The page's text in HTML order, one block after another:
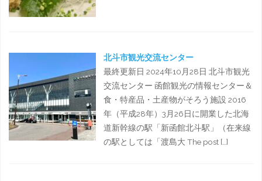
北斗市観光交流センター
最終更新日 2024年10月28日 北斗市観光
交流センター 函館観光の情報センター＆
食・特産品・土産物がそろう施設 2016
年（平成28年）3月26日に開業した北海
道新幹線の駅「新函館北斗駅」（在来線
の駅としては「渡島大 The post […]